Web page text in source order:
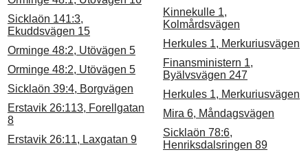
Sicklaön 141:3,
Ekuddsvägen 15
Orminge 48:2, Utövägen 5
Orminge 48:2, Utövägen 5
Sicklaön 39:4, Borgvägen
Erstavik 26:113, Forellgatan
8
Erstavik 26:11, Laxgatan 9
Kinnekulle 1,
Kolmårdsvägen
Herkules 1, Merkuriusvägen
Finansministern 1,
Byälvsvägen 247
Herkules 1, Merkuriusvägen
Mira 6, Måndagsvägen
Sicklaön 78:6,
Henriksdalsringen 89